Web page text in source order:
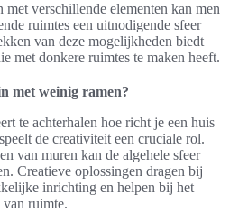
met verschillende elementen kan men
ruimtes een uitnodigende sfeer
van deze mogelijkheden biedt
met donkere ruimtes te maken heeft.
met weinig ramen?
te achterhalen hoe richt je een huis
de creativiteit een cruciale rol.
van muren kan de algehele sfeer
Creatieve oplossingen dragen bij
inrichting en helpen bij het
van ruimte.